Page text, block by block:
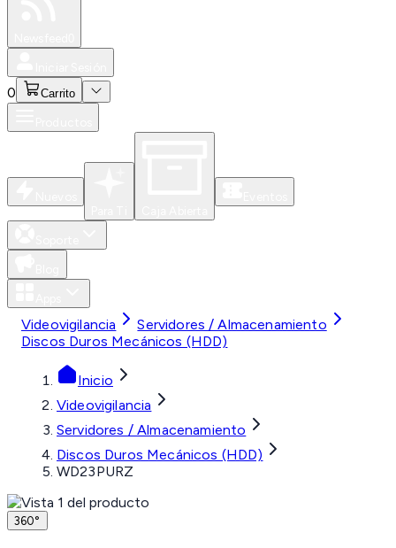
0 Carrito
Videovigilancia
Servidores / Almacenamiento
Discos Duros Mecánicos (HDD)
Inicio
Videovigilancia
Servidores / Almacenamiento
Discos Duros Mecánicos (HDD)
WD23PURZ
360°